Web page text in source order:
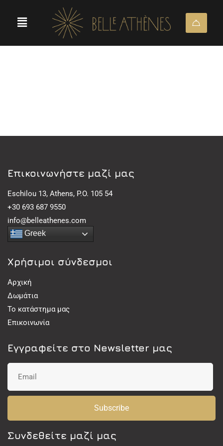
Eπικοινωνήστε μαζί μας
Eschilou 13, Athens, P.O. 105 54
+30 693 687 9550
info@belleathenes.com
Greek
Χρήσιμοι σύνδεσμοι
Αρχική
Δωμάτια
Το κατάστημα μας
Επικοινωνία
Εγγραφείτε στο Newsletter μας
Subscribe
Συνδεθείτε μαζί μας